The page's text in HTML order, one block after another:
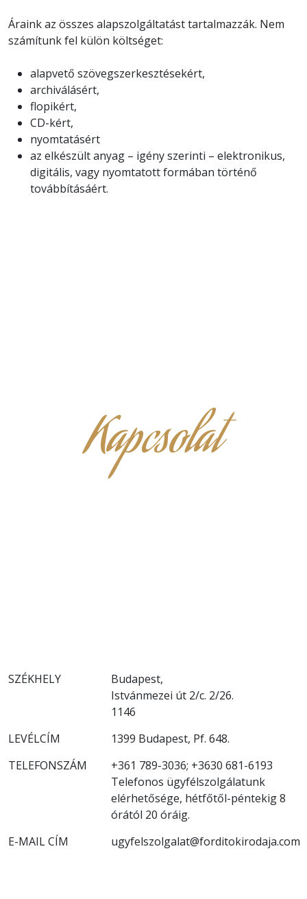
Áraink az összes alapszolgáltatást tartalmazzák. Nem
számítunk fel külön költséget:
alapvető szövegszerkesztésekért,
archiválásért,
flopikért,
CD-kért,
nyomtatásért
az elkészült anyag – igény szerinti – elektronikus,
digitális, vagy nyomtatott formában történő
továbbításáért.
Kapcsolat
SZÉKHELY
Budapest,
Istvánmezei út 2/c. 2/26.
1146
LEVÉLCÍM
1399 Budapest, Pf. 648.
TELEFONSZÁM
+361 789-3036; +3630 681-6193
Telefonos ügyfélszolgálatunk
elérhetősége, hétfőtől-péntekig 8
órától 20 óráig.
E-MAIL CÍM
ugyfelszolgalat@forditokirodaja.com